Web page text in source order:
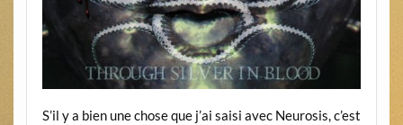
S’il y a bien une chose que j’ai saisi avec Neurosis, c’est